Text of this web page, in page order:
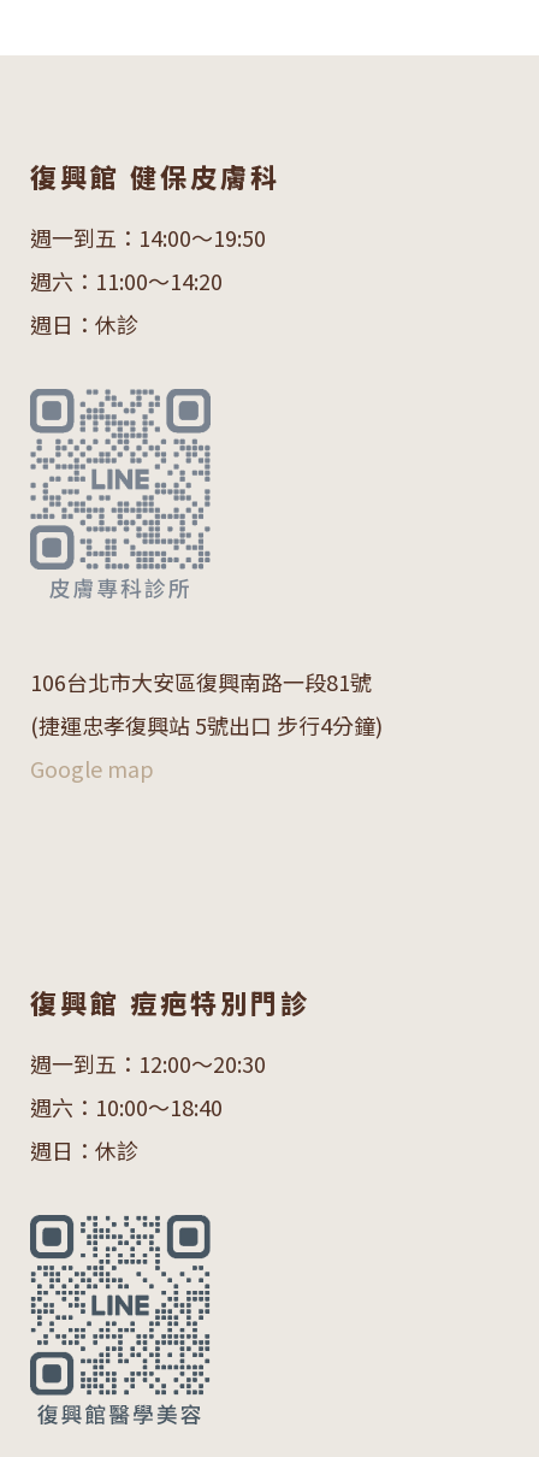
復興館 健保皮膚科
週一到五：14:00～19:50
週六：11:00～14:20
週日：休診
106台北市大安區復興南路一段81號
(捷運忠孝復興站 5號出口 步行4分鐘)
Google map
復興館 痘疤特別門診
週一到五：12:00～20:30
週六：10:00～18:40
週日：休診